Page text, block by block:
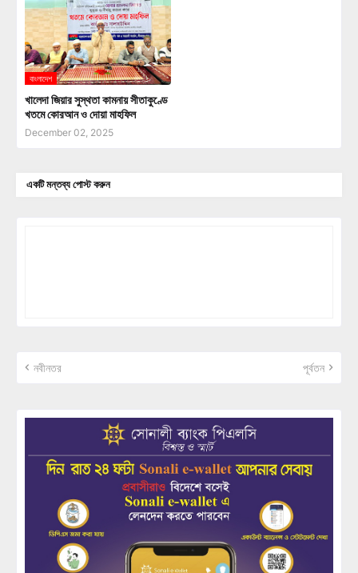
বাংলাদেশ
খালেদা জিয়ার সুস্থতা কামনায় সীতাকুণ্ডে
খতমে কোরআন ও দোয়া মাহফিল
December 02, 2025
একটি মন্তব্য পোস্ট করুন
নবীনতর পূর্বতন